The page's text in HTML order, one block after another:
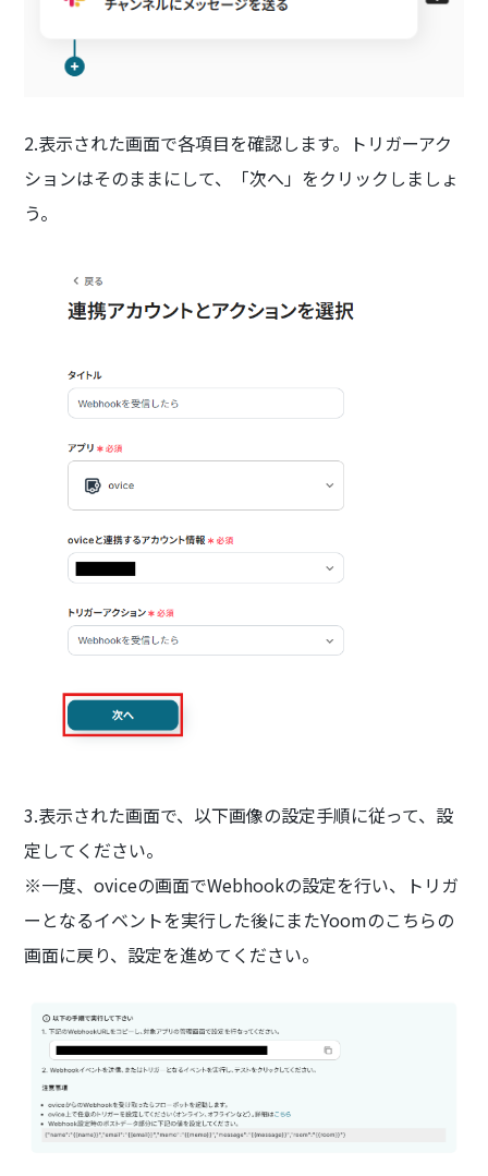
2.表示された画面で各項目を確認します。トリガーアク
ションはそのままにして、「次へ」をクリックしましょ
う。
3.表示された画面で、以下画像の設定手順に従って、設
定してください。
※一度、oviceの画面でWebhookの設定を行い、トリガ
ーとなるイベントを実行した後にまたYoomのこちらの
画面に戻り、設定を進めてください。